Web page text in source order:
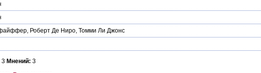
, Роберт Де Ниро, Томми Ли Джонс
3 Мнений: 3